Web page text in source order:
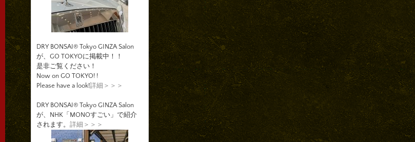
DRY BONSAI® Tokyo GINZA Salon
が、GO TOKYOに掲載中！！
是非ご覧ください！
Now on GO TOKYO! !
Please have a look!詳細＞＞＞
DRY BONSAI® Tokyo GINZA Salon
が、NHK「MONOすごい」で紹介
されます。 詳細＞＞＞